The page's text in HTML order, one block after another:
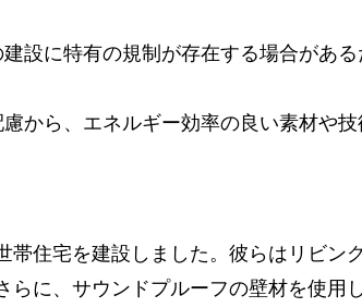
設に特有の規制が存在する場合があ
から、エネルギー効率の良い素材や
住宅を建設しました。彼らはリビン
に、サウンドプルーフの壁材を使用